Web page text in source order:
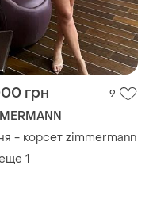
грн 9
- корсет zimmermann
1